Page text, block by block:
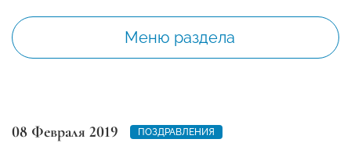
Меню раздела
08 Февраля 2019 ПОЗДРАВЛЕНИЯ